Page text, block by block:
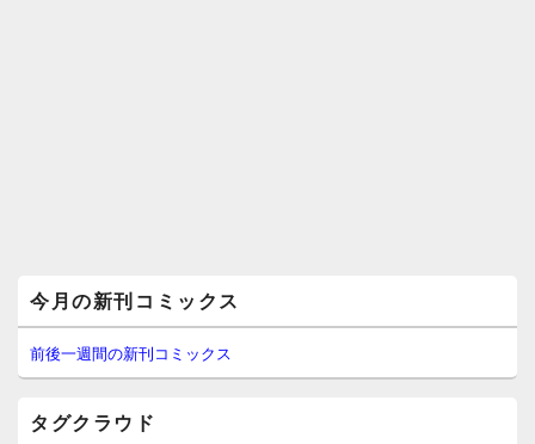
イ
ン
サ
イ
今月の新刊コミックス
前後一週間の新刊コミックス
タグクラウド